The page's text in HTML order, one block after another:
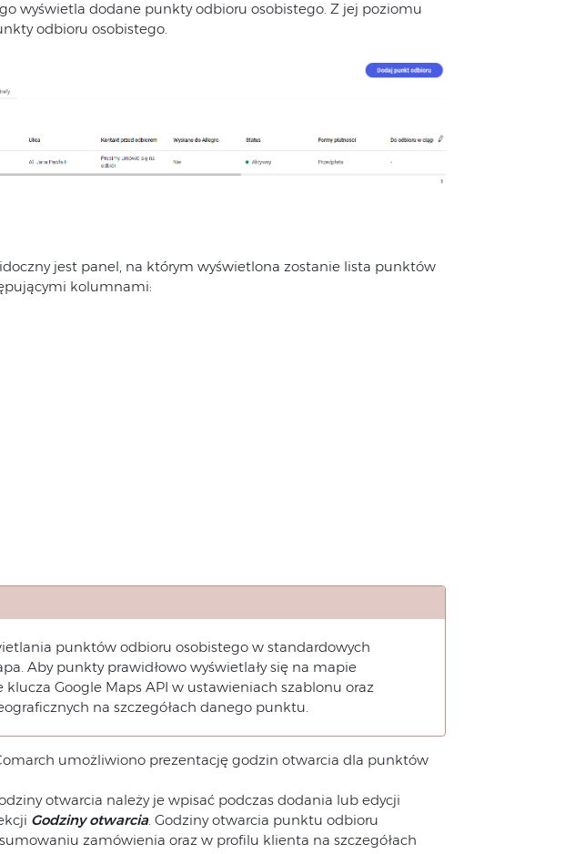
wyświetla dodane punkty odbioru osobistego. Z jej poziomu
odbioru osobistego.
jest panel, na którym wyświetlona zostanie lista punktów
kolumnami:
punktów odbioru osobistego w standardowych
Aby punkty prawidłowo wyświetlały się na mapie
Google Maps API w ustawieniach szablonu oraz
na szczegółach danego punktu.
umożliwiono prezentację godzin otwarcia dla punktów
otwarcia należy je wpisać podczas dodania lub edycji
Godziny otwarcia. Godziny otwarcia punktu odbioru
zamówienia oraz w profilu klienta na szczegółach